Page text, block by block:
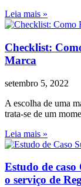
Leia mais »
Checklist:
Marca
setembro 5, 2022
A escolha de uma
trata-se de um
Leia mais »
Estudo de caso
o serviço de